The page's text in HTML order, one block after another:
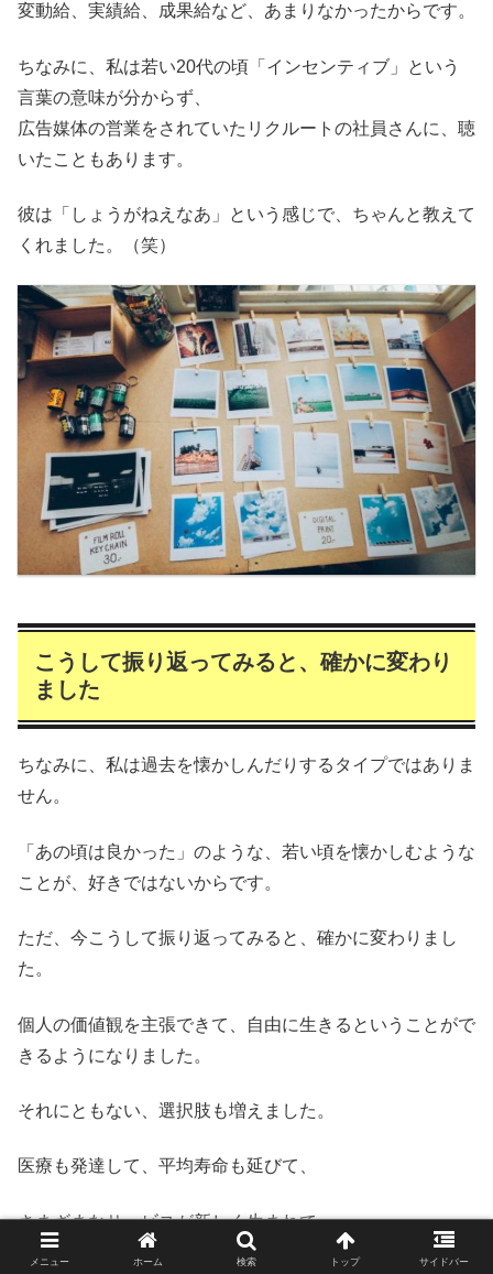
変動給、実績給、成果給など、あまりなかったからです。
ちなみに、私は若い20代の頃「インセンティブ」という
言葉の意味が分からず、
広告媒体の営業をされていたリクルートの社員さんに、聴
いたこともあります。
彼は「しょうがねえなあ」という感じで、ちゃんと教えて
くれました。（笑）
こうして振り返ってみると、確かに変わり
ました
ちなみに、私は過去を懐かしんだりするタイプではありま
せん。
「あの頃は良かった」のような、若い頃を懐かしむような
ことが、好きではないからです。
ただ、今こうして振り返ってみると、確かに変わりまし
た。
個人の価値観を主張できて、自由に生きるということがで
きるようになりました。
それにともない、選択肢も増えました。
医療も発達して、平均寿命も延びて、
さまざまなサービスが新しく生まれて、
メニュー ホーム 検索 トップ サイドバー